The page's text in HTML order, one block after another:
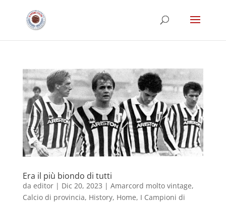
Era il più biondo di tutti
da editor| Dic 20, 2023 | Amarcord molto vintage,
Calcio di provincia, History, Home, I Campioni di